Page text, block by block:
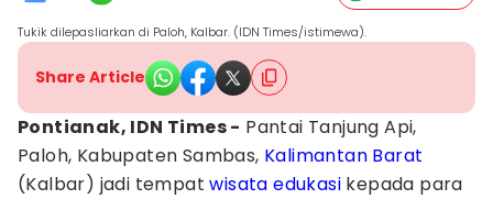
Tukik dilepasliarkan di Paloh, Kalbar. (IDN Times/istimewa).
Share Article
Pontianak, IDN Times - Pantai Tanjung Api,
Paloh, Kabupaten Sambas, Kalimantan Barat
(Kalbar) jadi tempatwisata edukasi kepada para